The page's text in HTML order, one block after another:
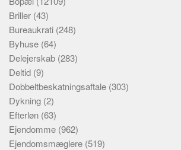
Briller (43)
Bureaukrati (248)
Byhuse (64)
Delejerskab (283)
Deltid (9)
Dobbeltbeskatningsaftale (303)
Dykning (2)
Efterløn (63)
Ejendomme (962)
Ejendomsmæglere (519)